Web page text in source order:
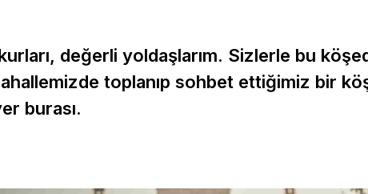
değerli yoldaşlarım. Sizlerle bu
toplanıp sohbet ettiğimiz bir
burası.